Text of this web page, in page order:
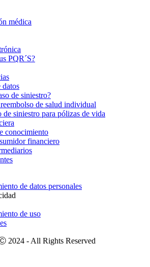
médica
PQR´S?
datos
de siniestro?
de salud individual
de siniestro para pólizas de vida
conocimiento
financiero
de datos personales
de uso
2024 - All Rights Reserved